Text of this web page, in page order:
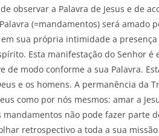
observar a Palavra de Jesus e de
(=mandamentos) será amado
sua própria intimidade a
Esta manifestação do Senhor
de modo conforme a sua Palavra.
e os homens. A permanência da
como por nós mesmos: amar a
não pode fazer parte
retrospectivo a toda a sua